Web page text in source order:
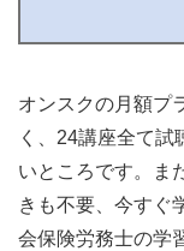
オンスクの月額プ
く、24講座全て
いところです。ま
きも不要、今すぐ
会保険労務士の学